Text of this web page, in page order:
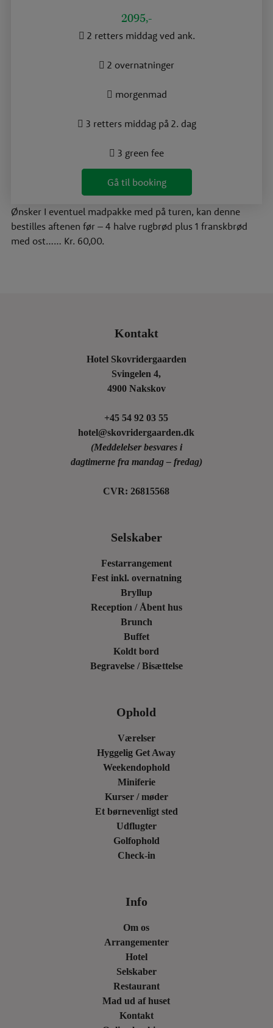
2095,-
2 retters middag ved ank.
2 overnatninger
morgenmad
3 retters middag på 2. dag
3 green fee
Gå til booking
Ønsker I eventuel madpakke med på turen, kan denne
bestilles aftenen før – 4 halve rugbrød plus 1 franskbrød
med ost…… Kr. 60,00.
Kontakt
Hotel Skovridergaarden
Svingelen 4,
4900 Nakskov
+45 54 92 03 55
hotel@skovridergaarden.dk
(Meddelelser besvares i
dagtimerne fra mandag – fredag)
CVR: 26815568
Selskaber
Festarrangement
Fest inkl. overnatning
Bryllup
Reception / Åbent hus
Brunch
Buffet
Koldt bord
Begravelse / Bisættelse
Ophold
Værelser
Hyggelig Get Away
Weekendophold
Miniferie
Kurser / møder
Et børnevenligt sted
Udflugter
Golfophold
Check-in
Info
Om os
Arrangementer
Hotel
Selskaber
Restaurant
Mad ud af huset
Kontakt